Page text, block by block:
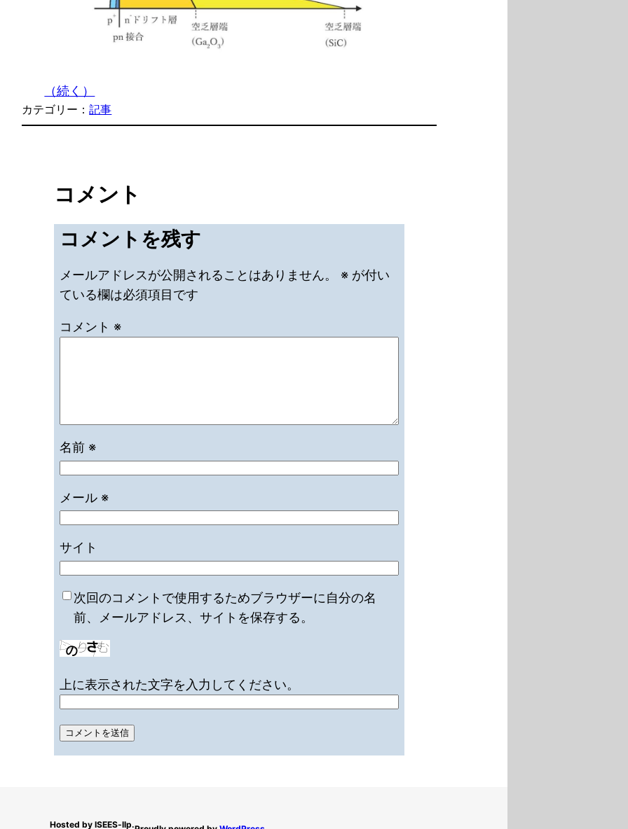
（続く）
カテゴリー：記事
コメント
コメントを残す
メールアドレスが公開されることはありません。 ※が付い
ている欄は必須項目です
コメント ※
名前 ※
メール ※
サイト
次回のコメントで使用するためブラウザーに自分の名
前、メールアドレス、サイトを保存する。
上に表示された文字を入力してください。
Hosted by ISEES-llp.